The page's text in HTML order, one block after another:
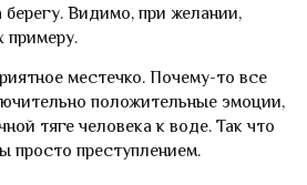
берегу. Видимо, при желании,
примеру.
местечко. Почему-то все
положительные эмоции,
тяге человека к воде. Так что
просто преступлением.